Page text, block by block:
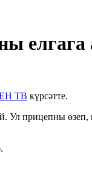
ТВ күрсәтте.
Ул прицепны